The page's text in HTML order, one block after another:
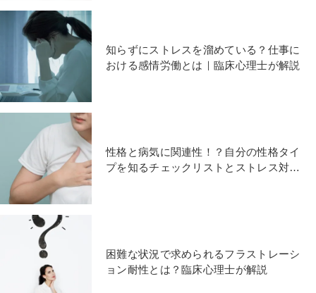
知らずにストレスを溜めている？仕事に
おける感情労働とは｜臨床心理士が解説
性格と病気に関連性！？自分の性格タイ
プを知るチェックリストとストレス対処
困難な状況で求められるフラストレーシ
ョン耐性とは？臨床心理士が解説